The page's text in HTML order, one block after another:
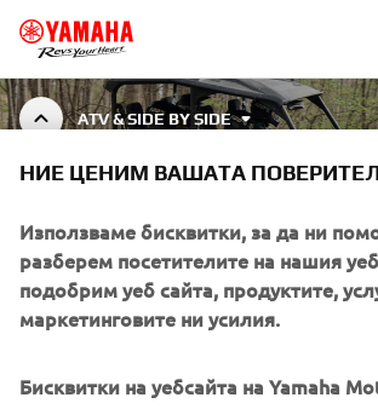
ATV & SIDE BY SIDE
АКСЕСОАРИ ЗА ATV &
BY SIDE
CORPORATE
НИЕ ЦЕНИМ ВАШАТА
Използваме бисквитки, за да ни
разберем посетителите на нашия
подобрим уеб сайта, продуктите,
маркетинговите ни усилия.
Бисквитки на уебсайта на Yamaha